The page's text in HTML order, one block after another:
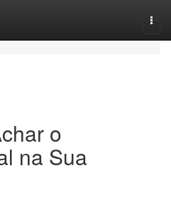
o
na Sua